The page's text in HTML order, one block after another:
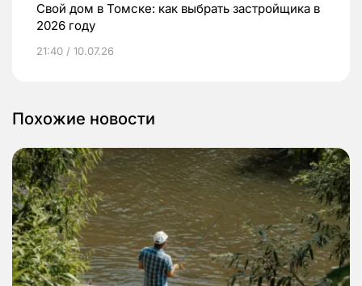
Свой дом в Томске: как выбрать застройщика в
2026 году
21:40 / 10.07.26
Похожие новости